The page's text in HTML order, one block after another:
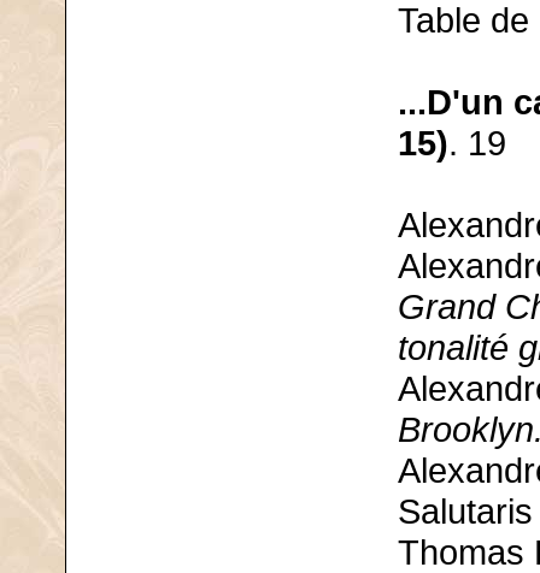
Table
...D'un
15). 19
Grand
tonalité
Salutaris
Thomas